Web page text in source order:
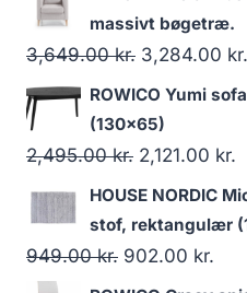
massivt bøgetræ.
3,649.00kr. 3,284.00 kr.
ROWICO Yumi
(130x65)
2,495.00kr. 2,121.00 kr.
HOUSE NORDIC
stof, rektangulær
949.00kr. 902.00 kr.